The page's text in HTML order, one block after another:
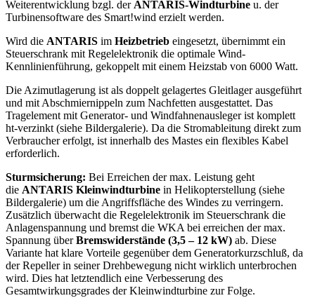
Weiterentwicklung bzgl. der ANTARIS-Windturbine u. der
Turbinensoftware des Smart!wind erzielt werden.
Wird die ANTARIS im Heizbetrieb eingesetzt, übernimmt ein
Steuerschrank mit Regelelektronik die optimale Wind-
Kennlinienführung, gekoppelt mit einem Heizstab von 6000 Watt.
Die Azimutlagerung ist als doppelt gelagertes Gleitlager ausgeführt
und mit Abschmiernippeln zum Nachfetten ausgestattet. Das
Tragelement mit Generator- und Windfahnenausleger ist komplett
ht-verzinkt (siehe Bildergalerie). Da die Stromableitung direkt zum
Verbraucher erfolgt, ist innerhalb des Mastes ein flexibles Kabel
erforderlich.
Sturmsicherung: Bei Erreichen der max. Leistung geht
die ANTARIS Kleinwindturbine in Helikopterstellung (siehe
Bildergalerie) um die Angriffsfläche des Windes zu verringern.
Zusätzlich überwacht die Regelelektronik im Steuerschrank die
Anlagenspannung und bremst die WKA bei erreichen der max.
Spannung überBremswiderstände (3,5 – 12 kW) ab. Diese
Variante hat klare Vorteile gegenüber dem Generatorkurzschluß, da
der Repeller in seiner Drehbewegung nicht wirklich unterbrochen
wird. Dies hat letztendlich eine Verbesserung des
Gesamtwirkungsgrades der Kleinwindturbine zur Folge.